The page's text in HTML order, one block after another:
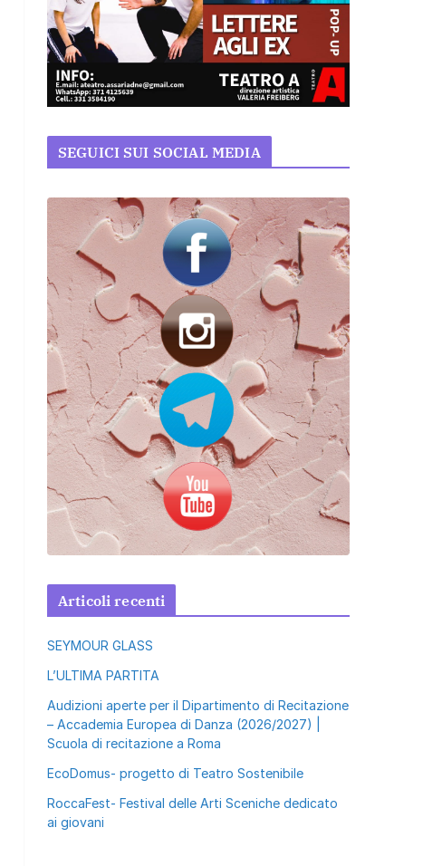
SEGUICI SUI SOCIAL MEDIA
Articoli recenti
SEYMOUR GLASS
L’ULTIMA PARTITA
Audizioni aperte per il Dipartimento di Recitazione
– Accademia Europea di Danza (2026/2027) |
Scuola di recitazione a Roma
EcoDomus- progetto di Teatro Sostenibile
RoccaFest- Festival delle Arti Sceniche dedicato
ai giovani